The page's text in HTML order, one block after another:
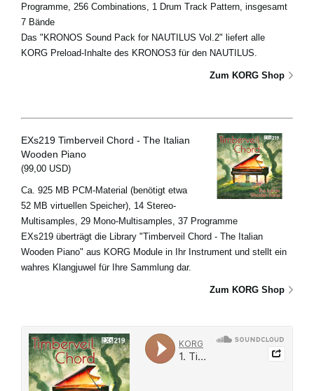
Programme, 256 Combinations, 1 Drum Track Pattern, insgesamt
7 Bände
Das "KRONOS Sound Pack for NAUTILUS Vol.2" liefert alle
KORG Preload-Inhalte des KRONOS3 für den NAUTILUS.
Zum KORG Shop
EXs219 Timberveil Chord - The Italian
Wooden Piano
(99,00 USD)
Ca. 925 MB PCM-Material (benötigt etwa
52 MB virtuellen Speicher), 14 Stereo-
Multisamples, 29 Mono-Multisamples, 37 Programme
EXs219 überträgt die Library "Timberveil Chord - The Italian
Wooden Piano" aus KORG Module in Ihr Instrument und stellt ein
wahres Klangjuwel für Ihre Sammlung dar.
Zum KORG Shop